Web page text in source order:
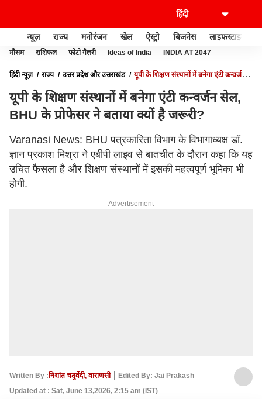
न्यूज़ राज्य मनोरंजन खेल ऐस्ट्रो बिजनेस लाइफस्टाइल
मौसम राशिफल फोटो गैलरी Ideas of India INDIA AT 2047
हिंदी न्यूज़ राज्य उत्तर प्रदेश और उत्तराखंड
यूपी के शिक्षण संस्थानों में बनेगा एंटी कन्वर्जन
यूपी के शिक्षण संस्थानों में बनेगा एंटी कन्वर्जन सेल,
BHU के प्रोफेसर ने बताया क्यों है जरूरी?
Varanasi News: BHU पत्रकारिता विभाग के विभागाध्यक्ष डॉ.
ज्ञान प्रकाश मिश्रा ने एबीपी लाइव से बातचीत के दौरान कहा कि यह
उचित फैसला है और शिक्षण संस्थानों में इसकी महत्वपूर्ण भूमिका भी
होगी.
Advertisement
Written By :निशांत चतुर्वेदी, वाराणसी
Edited By: Jai Prakash
Updated at : Sat, June 13,2026, 2:15 am (IST)